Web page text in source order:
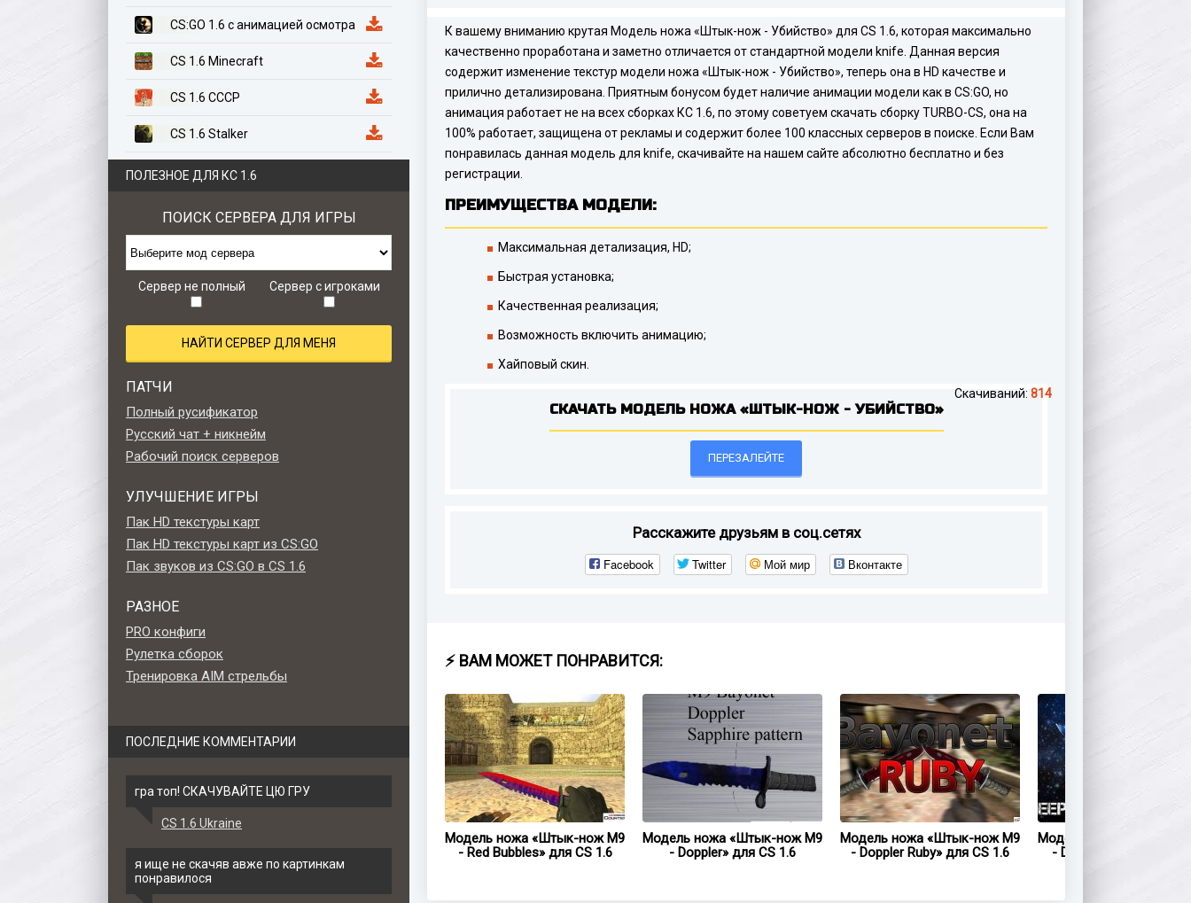
К вашему вниманию крутая Модель ножа «Штык-нож - Убийство» для CS 1.6, которая максимально
качественно проработана и заметно отличается от стандартной модели knife. Данная версия
содержит изменение текстур модели ножа «Штык-нож - Убийство», теперь она в HD качестве и
прилично детализирована. Приятным бонусом будет наличие анимации модели как в CS:GO, но
анимация работает не на всех сборках КС 1.6, по этому советуем скачать сборку TURBO-CS, она на
100% работает, защищена от рекламы и содержит более 100 классных серверов в поиске. Если Вам
понравилась данная модель для knife, скачивайте на нашем сайте абсолютно бесплатно и без
регистрации.
ПРЕИМУЩЕСТВА МОДЕЛИ:
Максимальная детализация, HD;
Быстрая установка;
Качественная реализация;
Возможность включить анимацию;
Хайповый скин.
Скачиваний: 814
СКАЧАТЬ МОДЕЛЬ НОЖА «ШТЫК-НОЖ - УБИЙСТВО»
ПЕРЕЗАЛЕЙТЕ
Расскажите друзьям в соц.сетях
Facebook Twitter Мой мир Вконтакте
⚡ ВАМ МОЖЕТ ПОНРАВИТСЯ:
- Убийство» для CS 1.6
- Зуб тигра» для CS 1.6
Модель ножа «Штык-нож M9
- Red Bubbles» для CS 1.6
Модель ножа «Штык-нож M9
- Doppler» для CS 1.6
Модель ножа «Штык-нож M9
- Doppler Ruby» для CS 1.6
Модель ножа «Штык-
- Deep Space» для CS
CS:GO 1.6 с анимацией осмотра
CS 1.6 Minecraft
CS 1.6 СССР
CS 1.6 Stalker
CS 1.6 Казахстан
CS 1.6 Retro edition
ПОЛЕЗНОЕ ДЛЯ КС 1.6
ПОИСК СЕРВЕРА ДЛЯ ИГРЫ
Сервер не полный Сервер с игроками
НАЙТИ СЕРВЕР ДЛЯ МЕНЯ
ПАТЧИ
Полный русификатор
Русский чат + никнейм
Рабочий поиск серверов
УЛУЧШЕНИЕ ИГРЫ
Пак HD текстуры карт
Пак HD текстуры карт из CS:GO
Пак звуков из CS:GO в CS 1.6
РАЗНОЕ
PRO конфиги
Рулетка сборок
Тренировка AIM стрельбы
ПОСЛЕДНИЕ КОММЕНТАРИИ
гра топ! СКАЧУВАЙТЕ ЦЮ ГРУ
CS 1.6 Ukraine
я ище не скачяв авже по картинкам
понравилося